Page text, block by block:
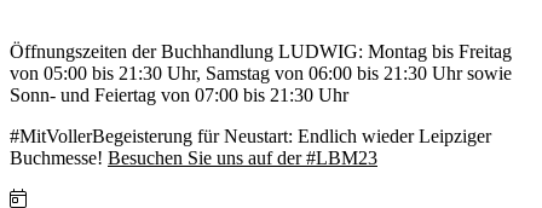
Öffnungszeiten der Buchhandlung LUDWIG: Montag bis Freitag
von 05:00 bis 21:30 Uhr, Samstag von 06:00 bis 21:30 Uhr sowie
Sonn- und Feiertag von 07:00 bis 21:30 Uhr
#MitVollerBegeisterung für Neustart: Endlich wieder Leipziger
Buchmesse! Besuchen Sie uns auf der #LBM23